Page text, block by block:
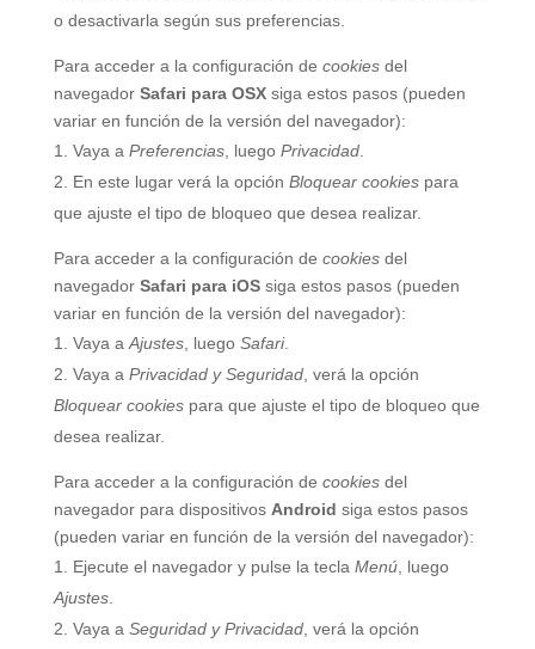
o desactivarla según sus preferencias.
Para acceder a la configuración de cookiesdel
navegador Safari para OSXsiga estos pasos (pueden
variar en función de la versión del navegador):
Vaya a Preferencias, luego Privacidad.
En este lugar verá la opción Bloquear cookiespara
que ajuste el tipo de bloqueo que desea realizar.
Para acceder a la configuración de cookiesdel
navegador Safari para iOSsiga estos pasos (pueden
variar en función de la versión del navegador):
Vaya a Ajustes, luego Safari.
Vaya a Privacidad y Seguridad, verá la opción
Bloquear cookiespara que ajuste el tipo de bloqueo que
desea realizar.
Para acceder a la configuración de cookiesdel
navegador para dispositivos Android siga estos pasos
(pueden variar en función de la versión del navegador):
Ejecute el navegador y pulse la tecla Menú, luego
Ajustes.
Vaya a Seguridad y Privacidad, verá la opción